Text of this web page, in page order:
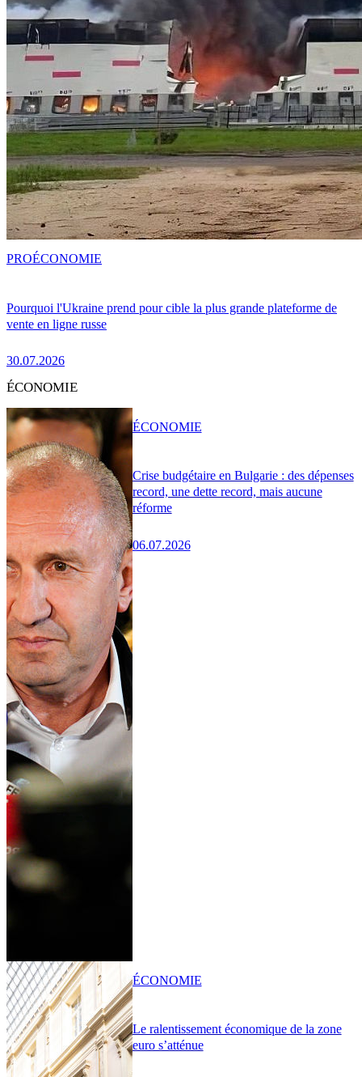
Pourquoi l'Ukraine prend pour cible la plus grande plateforme de
vente en ligne russe
30.07.2026
PROÉCONOMIE
ÉCONOMIE
Crise budgétaire en Bulgarie : des dépenses
record, une dette record, mais aucune
réforme
06.07.2026
ÉCONOMIE
Le ralentissement économique de la zone
euro s’atténue
ÉCONOMIE